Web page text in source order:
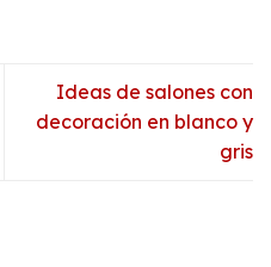
Ideas de salones con
decoración en blanco y
gris